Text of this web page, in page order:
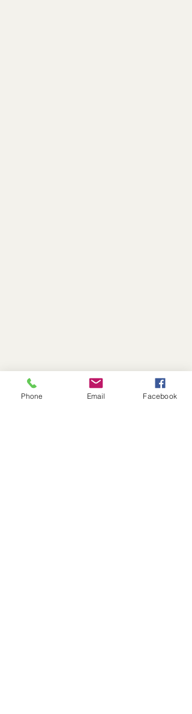
Phone Email Facebook